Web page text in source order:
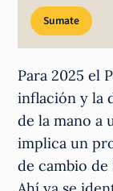
Sumate
Para 2025 el
inflación y la
de la mano a
implica un
de cambio